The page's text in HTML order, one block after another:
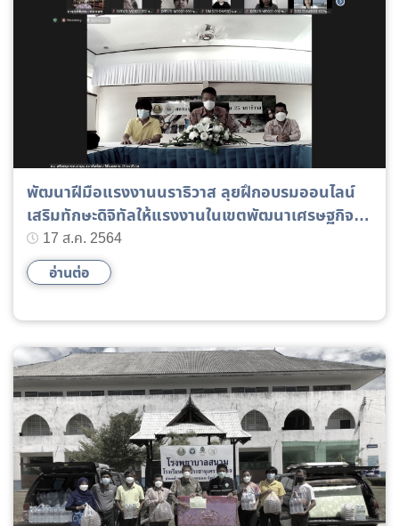
พัฒนาฝีมือแรงงานนราธิวาส ลุยฝึกอบรมออนไลน์
เสริมทักษะดิจิทัลให้แรงงานในเขตพัฒนาเศรษฐกิจ
พิเศษ
17 ส.ค. 2564
อ่านต่อ